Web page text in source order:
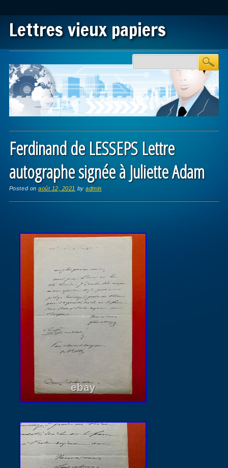
Lettres vieux papiers
Main menu
Ferdinand de LESSEPS Lettre
autographe signée à Juliette Adam
Posted onaoût 12, 2021 byadmin